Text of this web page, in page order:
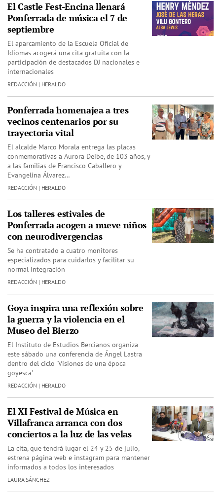
El Castle Fest-Encina llenará
Ponferrada de música el 7 de
septiembre
El aparcamiento de la Escuela Oficial de
Idiomas acogerá una cita gratuita con la
participación de destacados DJ nacionales e
internacionales
REDACCIÓN | HERALDO
Ponferrada homenajea a tres
vecinos centenarios por su
trayectoria vital
El alcalde Marco Morala entrega las placas
conmemorativas a Aurora Deibe, de 103 años, y
a las familias de Francisco Caballero y
Evangelina Álvarez…
REDACCIÓN | HERALDO
Los talleres estivales de
Ponferrada acogen a nueve niños
con neurodivergencias
Se ha contratado a cuatro monitores
especializados para cuidarlos y facilitar su
normal integración
REDACCIÓN | HERALDO
Goya inspira una reflexión sobre
la guerra y la violencia en el
Museo del Bierzo
El Instituto de Estudios Bercianos organiza
este sábado una conferencia de Ángel Lastra
dentro del ciclo 'Visiones de una época
goyesca'
REDACCIÓN | HERALDO
El XI Festival de Música en
Villafranca arranca con dos
conciertos a la luz de las velas
La cita, que tendrá lugar el 24 y 25 de julio,
estrena página web e instagram para mantener
informados a todos los interesados
LAURA SÁNCHEZ